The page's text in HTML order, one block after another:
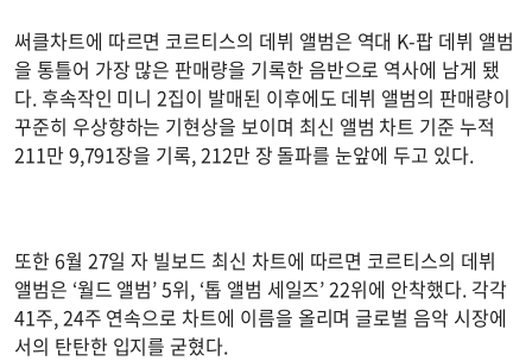
써클차트에 따르면 코르티스의 데뷔 앨범은 역대 K-팝 데뷔 앨범
을 통틀어 가장 많은 판매량을 기록한 음반으로 역사에 남게 됐
다. 후속작인 미니 2집이 발매된 이후에도 데뷔 앨범의 판매량이
꾸준히 우상향하는 기현상을 보이며 최신 앨범 차트 기준 누적
211만 9,791장을 기록, 212만 장 돌파를 눈앞에 두고 있다.
또한 6월 27일 자 빌보드 최신 차트에 따르면 코르티스의 데뷔
앨범은 ‘월드 앨범’ 5위, ‘톱 앨범 세일즈’ 22위에 안착했다. 각각
41주, 24주 연속으로 차트에 이름을 올리며 글로벌 음악 시장에
서의 탄탄한 입지를 굳혔다.